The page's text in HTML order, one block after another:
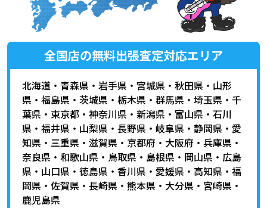
全国店の無料出張査定対応エリア
北海道 ・ 青森県 ・ 岩手県 ・ 宮城県 ・ 秋田県 ・ 山形
県 ・ 福島県 ・ 茨城県 ・ 栃木県 ・ 群馬県 ・ 埼玉県 ・ 千
葉県 ・ 東京都 ・ 神奈川県 ・ 新潟県 ・ 富山県 ・ 石川
県 ・ 福井県 ・ 山梨県 ・ 長野県 ・ 岐阜県 ・ 静岡県 ・ 愛
知県 ・ 三重県 ・ 滋賀県 ・ 京都府 ・ 大阪府 ・ 兵庫県 ・
奈良県 ・ 和歌山県 ・ 鳥取県 ・ 島根県 ・ 岡山県 ・ 広島
県 ・ 山口県 ・ 徳島県 ・ 香川県 ・ 愛媛県 ・ 高知県 ・ 福
岡県 ・ 佐賀県 ・ 長崎県 ・ 熊本県 ・ 大分県 ・ 宮崎県 ・
鹿児島県